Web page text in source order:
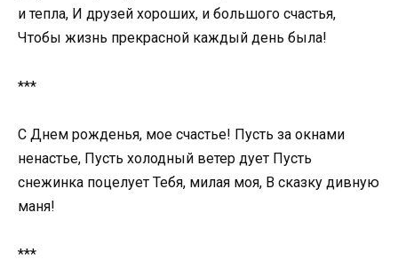
и тепла, И друзей хороших, и большого счастья,
Чтобы жизнь прекрасной каждый день была!
***
С Днем рожденья, мое счастье! Пусть за окнами
ненастье, Пусть холодный ветер дует Пусть
снежинка поцелует Тебя, милая моя, В сказку дивную
маня!
***